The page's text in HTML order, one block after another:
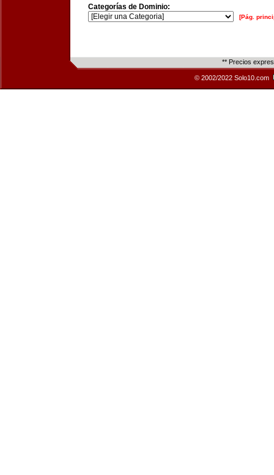
Categorías de Dominio:
[Pág.
** Precios
© 2002/2022 Solo10.com